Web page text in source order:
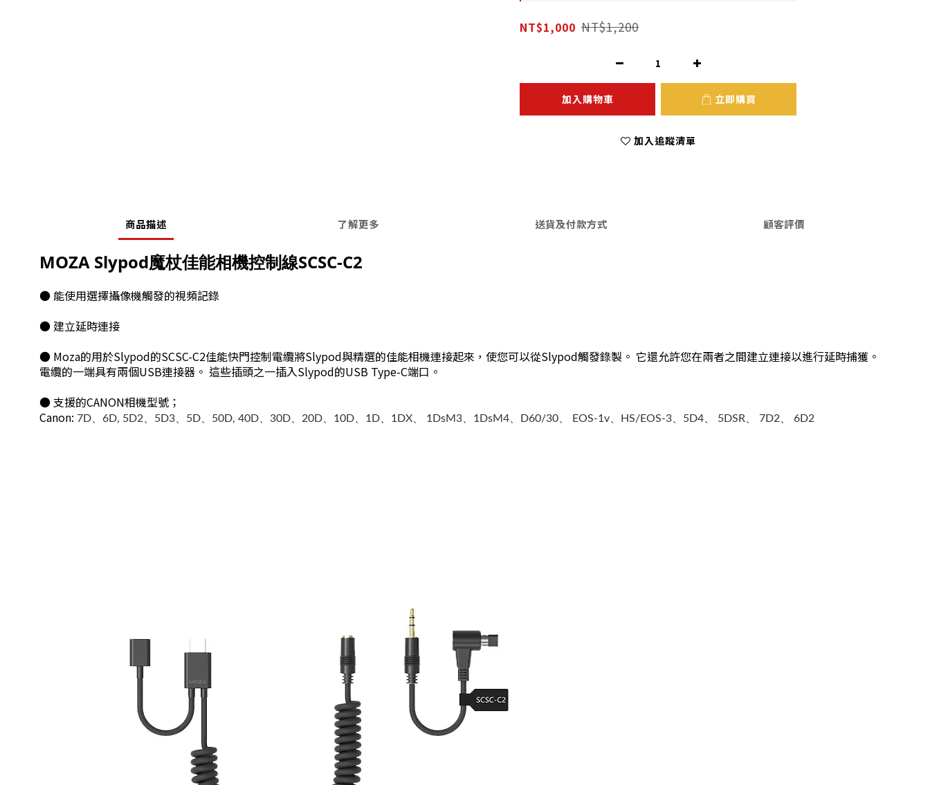
NT$1,000 NT$1,200
加入購物車 立即購買
加入追蹤清單
商品描述 了解更多 送貨及付款方式 顧客評價
MOZA Slypod魔杖佳能相機控制線SCSC-C2
● 能使用選擇攝像機觸發的視頻記錄
● 建立延時連接
● Moza的用於Slypod的SCSC-C2佳能快門控制電纜將Slypod與精選的佳能相機連接起來，使您可以從Slypod觸發錄製。 它還允許您在兩者之間建立連接以進行延時捕獲。
電纜的一端具有兩個USB連接器。 這些插頭之一插入Slypod的USB Type-C端口。
● 支援的CANON相機型號；
Canon: 7D、6D, 5D2、5D3、5D、50D, 40D、30D、20D、10D、1D、1DX、 1DsM3、1DsM4、D60/30、 EOS-1v、HS/EOS-3、5D4、 5DSR、 7D2、 6D2